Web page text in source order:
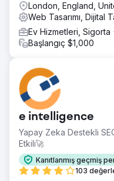
London, England,
Web Tasarımı, Dijital
Ev Hizmetleri, Sigorta
Başlangıç $1,000
e intelligence
Yapay Zeka Destekli
Etkili🚀
Kanıtlanmış geçmiş
103